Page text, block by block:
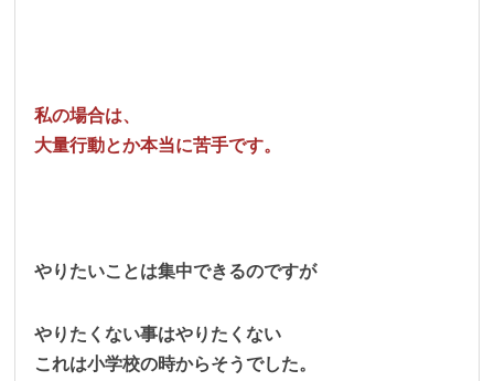
私の場合は、
大量行動とか本当に苦手です。
やりたいことは集中できるのですが
やりたくない事はやりたくない
これは小学校の時からそうでした。